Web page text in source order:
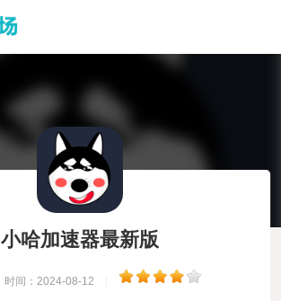
小哈加速器最新版
时间：2024-08-12